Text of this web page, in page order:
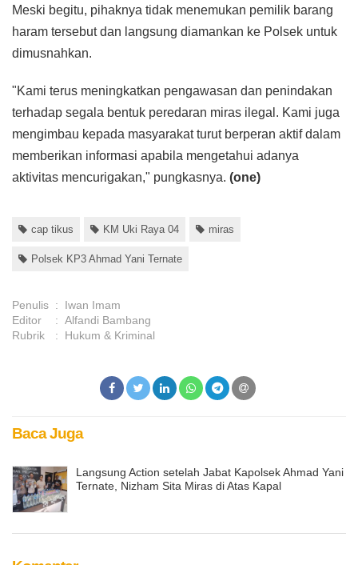
Meski begitu, pihaknya tidak menemukan pemilik barang
haram tersebut dan langsung diamankan ke Polsek untuk
dimusnahkan.
"Kami terus meningkatkan pengawasan dan penindakan
terhadap segala bentuk peredaran miras ilegal. Kami juga
mengimbau kepada masyarakat turut berperan aktif dalam
memberikan informasi apabila mengetahui adanya
aktivitas mencurigakan," pungkasnya. (one)
cap tikus KM Uki Raya 04 miras
Polsek KP3 Ahmad Yani Ternate
Penulis :
Iwan Imam
Editor
: Alfandi Bambang
Rubrik
: Hukum & Kriminal
Baca Juga
Langsung Action setelah Jabat Kapolsek Ahmad Yani
Ternate, Nizham Sita Miras di Atas Kapal